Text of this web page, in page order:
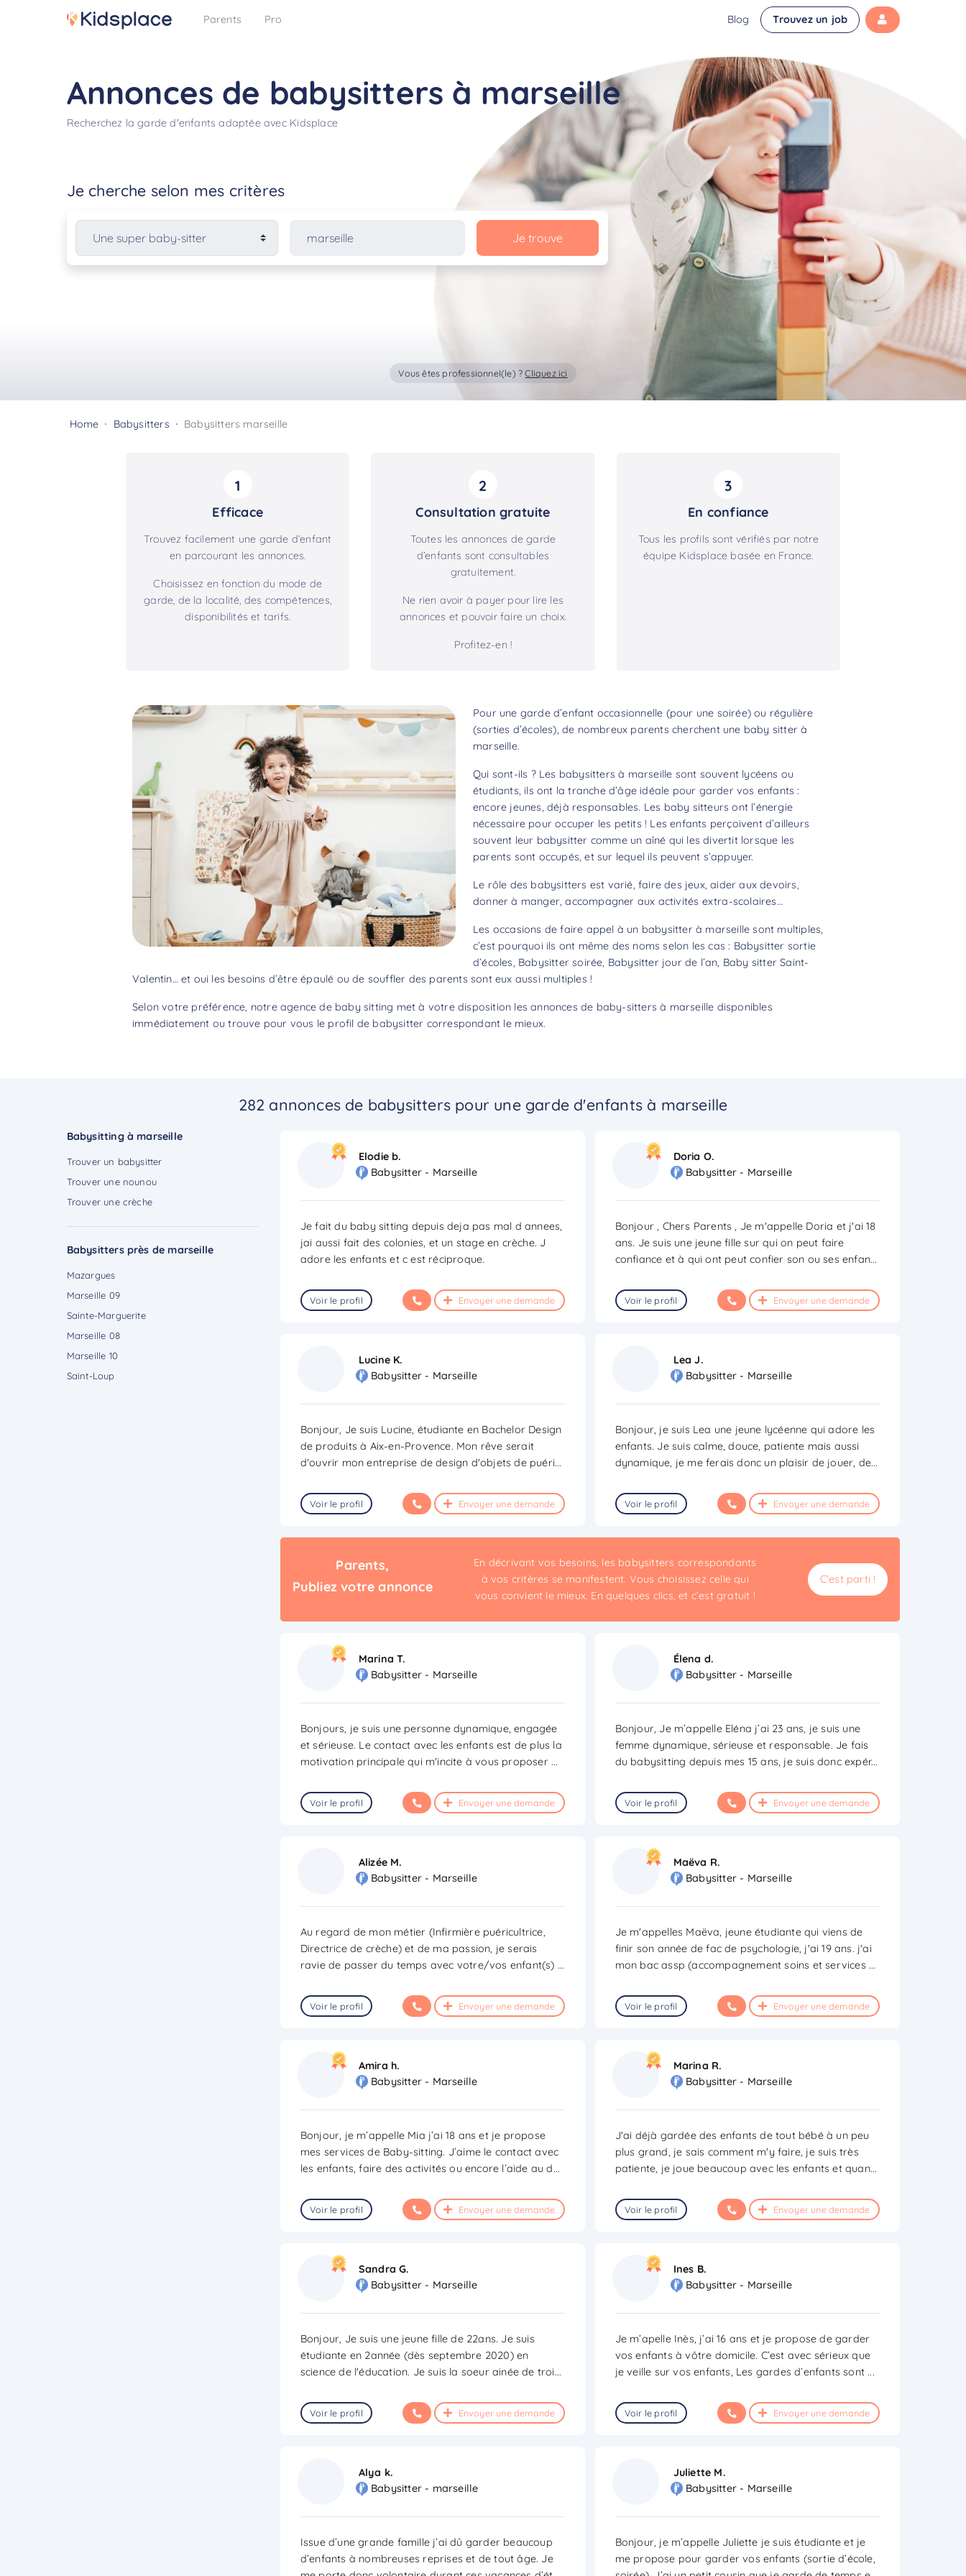
Parents Pro Blog Trouvez un job
Annonces de babysitters à marseille
Recherchez la garde d'enfants adaptée avec Kidsplace
Je cherche selon mes critères
Je trouve
Vous êtes professionnel(le) ?Cliquez ici
Home Babysitters Babysitters marseille
1
Efficace
Trouvez facilement une garde d’enfant
en parcourant les annonces.
Choisissez en fonction du mode de
garde, de la localité, des compétences,
disponibilités et tarifs.
2
Consultation gratuite
Toutes les annonces de garde
d’enfants sont consultables
gratuitement.
Ne rien avoir à payer pour lire les
annonces et pouvoir faire un choix.
Profitez-en !
3
En confiance
Tous les profils sont vérifiés par notre
équipe Kidsplace basée en France.
Pour une garde d’enfant occasionnelle (pour une soirée) ou régulière
(sorties d’écoles), de nombreux parents cherchent une baby sitter à
marseille.
Qui sont-ils ? Les babysitters à marseille sont souvent lycéens ou
étudiants, ils ont la tranche d’âge idéale pour garder vos enfants :
encore jeunes, déjà responsables. Les baby sitteurs ont l’énergie
nécessaire pour occuper les petits ! Les enfants perçoivent d’ailleurs
souvent leur babysitter comme un aîné qui les divertit lorsque les
parents sont occupés, et sur lequel ils peuvent s’appuyer.
Le rôle des babysitters est varié, faire des jeux, aider aux devoirs,
donner à manger, accompagner aux activités extra-scolaires…
Les occasions de faire appel à un babysitter à marseille sont multiples,
c’est pourquoi ils ont même des noms selon les cas : Babysitter sortie
d’écoles, Babysitter soirée, Babysitter jour de l’an, Baby sitter Saint-
Valentin… et oui les besoins d’être épaulé ou de souffler des parents sont eux aussi multiples !
Selon votre préférence, notre agence de baby sitting met à votre disposition les annonces de baby-sitters à marseille disponibles
immédiatement ou trouve pour vous le profil de babysitter correspondant le mieux.
282 annonces de babysitters pour une garde d'enfants à marseille
Babysitting à marseille
Trouver un babysitter
Trouver une nounou
Trouver une crèche
Babysitters près de marseille
Mazargues
Marseille 09
Sainte-Marguerite
Marseille 08
Marseille 10
Saint-Loup
Elodie b.
Babysitter - Marseille
Je fait du baby sitting depuis deja pas mal d annees,
jai aussi fait des colonies, et un stage en crèche. J
adore les enfants et c est réciproque.
Voir le profil Envoyer une demande
Doria O.
Babysitter - Marseille
Bonjour , Chers Parents , Je m'appelle Doria et j'ai 18
ans. Je suis une jeune fille sur qui on peut faire
confiance et à qui ont peut confier son ou ses enfan...
Voir le profil Envoyer une demande
Lucine K.
Babysitter - Marseille
Bonjour, Je suis Lucine, étudiante en Bachelor Design
de produits à Aix-en-Provence. Mon rêve serait
d'ouvrir mon entreprise de design d'objets de puéri...
Voir le profil Envoyer une demande
Lea J.
Babysitter - Marseille
Bonjour, je suis Lea une jeune lycéenne qui adore les
enfants. Je suis calme, douce, patiente mais aussi
dynamique, je me ferais donc un plaisir de jouer, de...
Voir le profil Envoyer une demande
Parents,
Publiez votre annonce
En décrivant vos besoins, les babysitters correspondants
à vos critères se manifestent. Vous choisissez celle qui
vous convient le mieux. En quelques clics, et c’est gratuit !
C'est parti !
Marina T.
Babysitter - Marseille
Bonjours, je suis une personne dynamique, engagée
et sérieuse. Le contact avec les enfants est de plus la
motivation principale qui m'incite à vous proposer ...
Voir le profil Envoyer une demande
Élena d.
Babysitter - Marseille
Bonjour, Je m’appelle Eléna j’ai 23 ans, je suis une
femme dynamique, sérieuse et responsable. Je fais
du babysitting depuis mes 15 ans, je suis donc expér...
Voir le profil Envoyer une demande
Alizée M.
Babysitter - Marseille
Au regard de mon métier (Infirmière puéricultrice,
Directrice de crèche) et de ma passion, je serais
ravie de passer du temps avec votre/vos enfant(s) ...
Voir le profil Envoyer une demande
Maëva R.
Babysitter - Marseille
Je m'appelles Maëva, jeune étudiante qui viens de
finir son année de fac de psychologie, j'ai 19 ans. j'ai
mon bac assp (accompagnement soins et services ...
Voir le profil Envoyer une demande
Amira h.
Babysitter - Marseille
Bonjour, je m’appelle Mia j’ai 18 ans et je propose
mes services de Baby-sitting. J’aime le contact avec
les enfants, faire des activités ou encore l’aide au d...
Voir le profil Envoyer une demande
Marina R.
Babysitter - Marseille
J'ai déjà gardée des enfants de tout bébé à un peu
plus grand, je sais comment m'y faire, je suis très
patiente, je joue beaucoup avec les enfants et quan...
Voir le profil Envoyer une demande
Sandra G.
Babysitter - Marseille
Bonjour, Je suis une jeune fille de 22ans. Je suis
étudiante en 2année (dès septembre 2020) en
science de l'éducation. Je suis la soeur ainée de troi...
Voir le profil Envoyer une demande
Ines B.
Babysitter - Marseille
Je m’apelle Inès, j’ai 16 ans et je propose de garder
vos enfants à vôtre domicile. C’est avec sérieux que
je veille sur vos enfants, Les gardes d’enfants sont ...
Voir le profil Envoyer une demande
Alya k.
Babysitter - marseille
Issue d’une grande famille j’ai dû garder beaucoup
d’enfants à nombreuses reprises et de tout âge. Je
Juliette M.
Babysitter - Marseille
Bonjour, je m’appelle Juliette je suis étudiante et je
me propose pour garder vos enfants (sortie d’école,